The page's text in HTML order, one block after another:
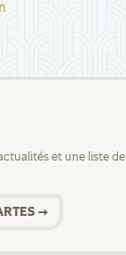
et une liste de
→